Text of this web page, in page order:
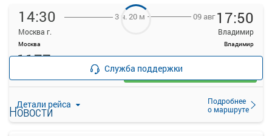
14:30
Москва г.
Москва
3 ч. 20 м 09 авг 17:50
Владимир
Владимир
Детали рейса
Подробнее
о маршруте
1177
Выбрать
Служба поддержки
Новости